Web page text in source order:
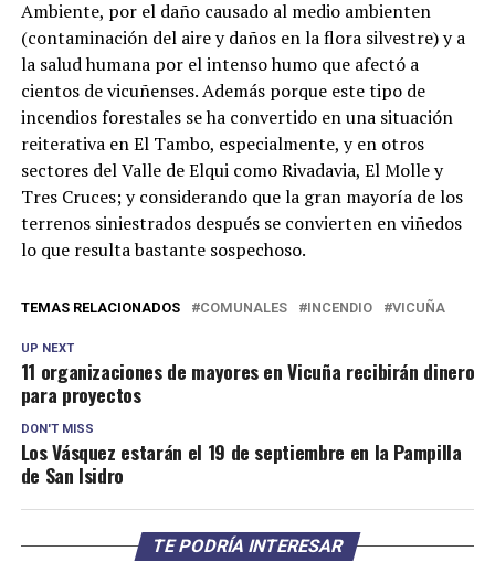
Ambiente, por el daño causado al medio ambienten
(contaminación del aire y daños en la flora silvestre) y a
la salud humana por el intenso humo que afectó a
cientos de vicuñenses. Además porque este tipo de
incendios forestales se ha convertido en una situación
reiterativa en El Tambo, especialmente, y en otros
sectores del Valle de Elqui como Rivadavia, El Molle y
Tres Cruces; y considerando que la gran mayoría de los
terrenos siniestrados después se convierten en viñedos
lo que resulta bastante sospechoso.
TEMAS RELACIONADOS COMUNALES INCENDIO VICUÑA
UP NEXT
11 organizaciones de mayores en Vicuña recibirán dinero
para proyectos
DON'T MISS
Los Vásquez estarán el 19 de septiembre en la Pampilla
de San Isidro
TE PODRÍA INTERESAR